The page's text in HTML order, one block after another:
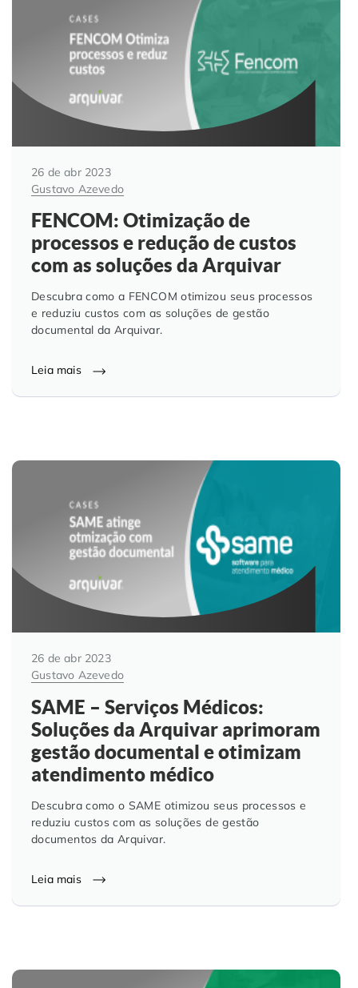
Automação de Processos
Educação Corporativa
Gerenciamento de NF-e
Adequação à LGPD
Assinatura Digital
Auditoria de Processos
Gestão do Departamento Pessoal
Controle e Organização de Documentos Físicos
Hospitais e Clínicas
Instituições de Ensino
Departamento Pessoal
Departamento Financeiro
Cooperativas
Cases de Sucesso
Nossas Unidades
Blog
Trabalhe Conosco
O QUE NOS DIFERENCIA?
26 de abr 2023
Gustavo Azevedo
FENCOM: Otimização de
processos e redução de custos
com as soluções da Arquivar
Descubra como a FENCOM otimizou seus processos
e reduziu custos com as soluções de gestão
documental da Arquivar.
Leia mais
26 de abr 2023
Gustavo Azevedo
SAME – Serviços Médicos:
Soluções da Arquivar aprimoram
gestão documental e otimizam
atendimento médico
Descubra como o SAME otimizou seus processos e
reduziu custos com as soluções de gestão
documentos da Arquivar.
Leia mais